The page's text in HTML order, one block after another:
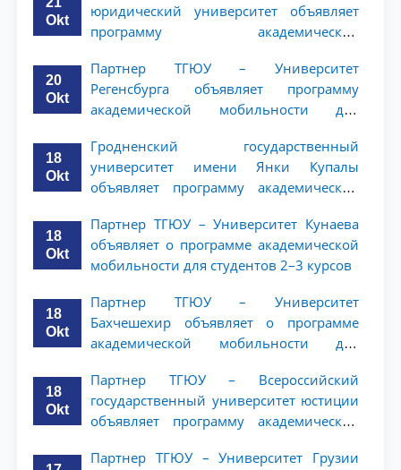
Okt
юридический университет объявляет
программу академической
20
Okt
Партнер ТГЮУ – Университет
Регенсбурга объявляет программу
академической мобильности для
18
Okt
Гродненский государственный
университет имени Янки Купалы
объявляет программу академической
ТГЮУ
18
Okt
Партнер ТГЮУ – Университет Кунаева
объявляет о программе академической
мобильности для студентов 2–3 курсов
18
Okt
Партнер ТГЮУ – Университет
Бахчешехир объявляет о программе
академической мобильности для
18
Okt
Партнер ТГЮУ – Всероссийский
государственный университет юстиции
объявляет программу академической
ТГЮУ
Партнер ТГЮУ – Университет Грузии